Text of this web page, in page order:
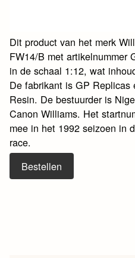
Dit product van het merk
FW14/B met artikelnummer
in de schaal 1:12, wat
De fabrikant is GP
Resin. De bestuurder is
Canon Williams. Het
mee in het 1992 seizoen in
race.
Bestellen